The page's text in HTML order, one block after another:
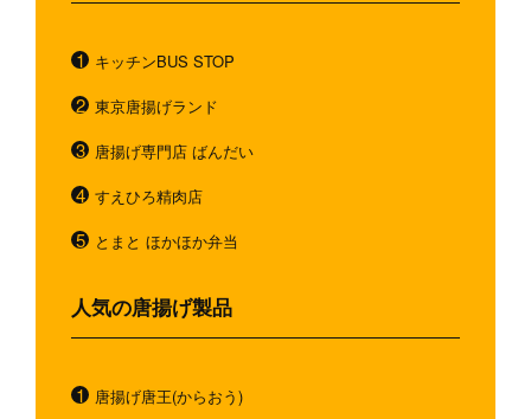
キッチンBUS STOP
東京唐揚げランド
唐揚げ専門店 ばんだい
すえひろ精肉店
とまと ほかほか弁当
人気の唐揚げ製品
唐揚げ唐王(からおう)